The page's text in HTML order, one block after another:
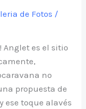
de Fotos /
Anglet es el sitio
no
propuesta de
ese toque alavés